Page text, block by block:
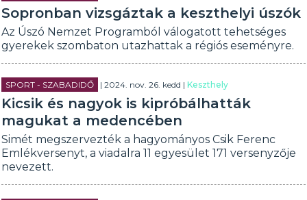
Sopronban vizsgáztak a keszthelyi úszók
Az Úszó Nemzet Programból válogatott tehetséges
gyerekek szombaton utazhattak a régiós eseményre.
SPORT - SZABADIDŐ | 2024. nov. 26. kedd |Keszthely
Kicsik és nagyok is kipróbálhatták
magukat a medencében
Simét megszervezték a hagyományos Csik Ferenc
Emlékversenyt, a viadalra 11 egyesület 171 versenyzője
nevezett.